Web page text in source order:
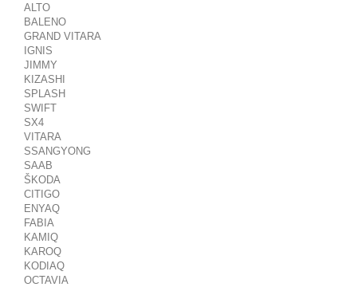
ALTO
BALENO
GRAND VITARA
IGNIS
JIMMY
KIZASHI
SPLASH
SWIFT
SX4
VITARA
SSANGYONG
SAAB
ŠKODA
CITIGO
ENYAQ
FABIA
KAMIQ
KAROQ
KODIAQ
OCTAVIA